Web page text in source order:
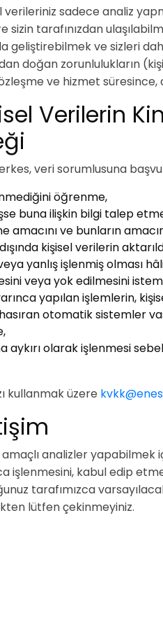
verileriniz sadece analiz
tarafınızdan
geliştirebilmek ve sizleri
doğan zorunlulukların
ve hizmet
Verilerin
veri sorumlusuna
öğrenme,
buna ilişkin bilgi talep
amacını ve bunların
kişisel verilerin
yanlış işlenmiş olması
veya yok edilmesini
yapılan işlemlerin,
otomatik sistemler
aykırı olarak işlenmesi
kullanmak üzere
analizler yapabilmek
işlenmesini, kabul edip
tarafımızca
lütfen çekinmeyiniz.